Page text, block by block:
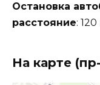
Остановка
расстояние: 120
На карте